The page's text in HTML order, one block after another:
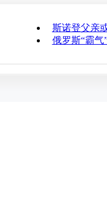
斯诺登父亲
俄罗斯“霸气